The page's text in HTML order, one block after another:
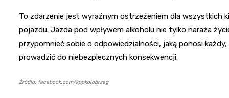
To zdarzenie jest wyraźnym ostrzeżeniem dla wszystkich
pojazdu. Jazda pod wpływem alkoholu nie tylko naraża
przypomnieć sobie o odpowiedzialności, jaką ponosi
prowadzić do niebezpiecznych konsekwencji.
Źródło: facebook.com/kppkolobrzeg